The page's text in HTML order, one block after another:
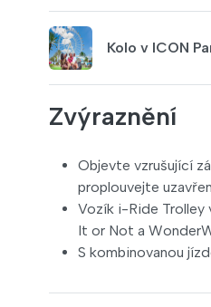
Kolo v ICON
Zvýraznění
Objevte vzrušující
proplouvejte
Vozík i-Ride Trolley
It or Not a
S kombinovanou